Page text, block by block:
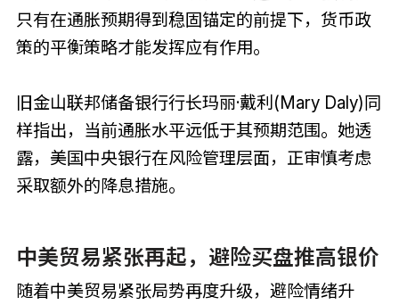
只有在通胀预期得到稳固锚定的前提下，货币政
策的平衡策略才能发挥应有作用。
旧金山联邦储备银行行长玛丽·戴利(Mary Daly)同
样指出，当前通胀水平远低于其预期范围。她透
露，美国中央银行在风险管理层面，正审慎考虑
采取额外的降息措施。
中美贸易紧张再起，避险买盘推高银价
随着中美贸易紧张局势再度升级，避险情绪升